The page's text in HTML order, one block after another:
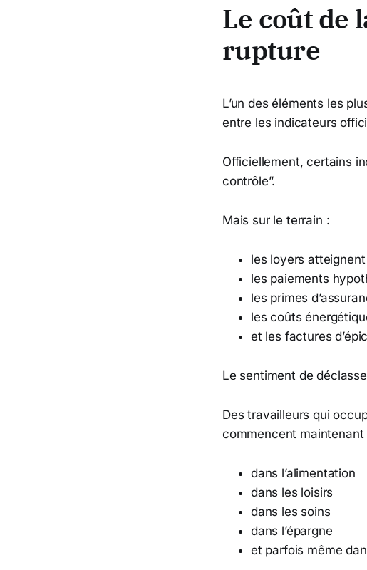
Le coût de
rupture
L’un des éléments les
entre les indicateurs
Officiellement, certains
contrôle”.
Mais sur le terrain :
les loyers
les paiements
les primes
les coûts
et les factures
Le sentiment de
Des travailleurs qui
commencent maintenant
dans l’alimentation
dans les loisirs
dans les soins
dans l’épargne
et parfois même